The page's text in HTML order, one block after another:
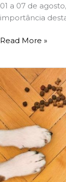
01 a 07 de
importância
Read More »
Tipos
De
Ração
Cachorro
Que
Você
Precisa
Conhecer